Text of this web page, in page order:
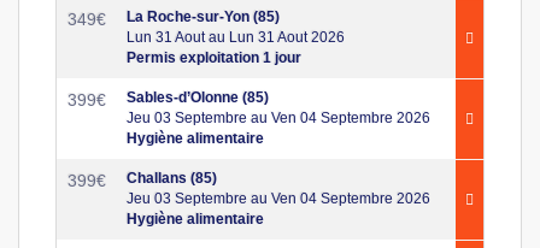
349€
La Roche-sur-Yon (85)
Lun 31 Aout au Lun 31 Aout 2026
Permis exploitation 1 jour
399€
Sables-d’Olonne (85)
Jeu 03 Septembre au Ven 04 Septembre 2026
Hygiène alimentaire
399€
Challans (85)
Jeu 03 Septembre au Ven 04 Septembre 2026
Hygiène alimentaire